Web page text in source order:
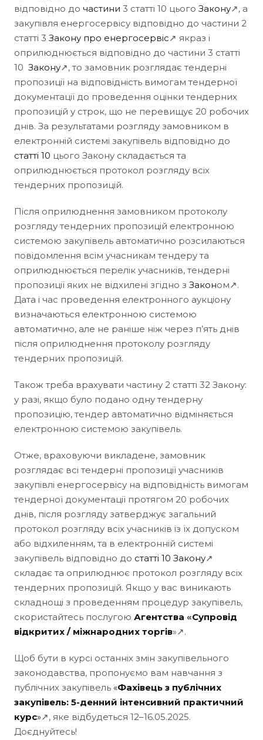
відповідно до частини 3 статті 10 цього Закону↗, а
закупівля енергосервісу відповідно до частини 2
статті 3 Закону про енергосервіс↗ якраз і
оприлюднюється відповідно до частини 3 статті
10 Закону↗, то замовник розглядає тендерні
пропозиції на відповідність вимогам тендерної
документації до проведення оцінки тендерних
пропозицій у строк, що не перевищує 20 робочих
днів. За результатами розгляду замовником в
електронній системі закупівель відповідно до
статті 10 цього Закону складається та
оприлюднюється протокол розгляду всіх
тендерних пропозицій.
Після оприлюднення замовником протоколу
розгляду тендерних пропозицій електронною
системою закупівель автоматично розсилаються
повідомлення всім учасникам тендеру та
оприлюднюється перелік учасників, тендерні
пропозиції яких не відхилені згідно з Законом↗.
Дата і час проведення електронного аукціону
визначаються електронною системою
автоматично, але не раніше ніж через п’ять днів
після оприлюднення протоколу розгляду
тендерних пропозицій.
Також треба врахувати частину 2 статті 32 Закону:
у разі, якщо було подано одну тендерну
пропозицію, тендер автоматично відміняється
електронною системою закупівель.
Отже, враховуючи викладене, замовник
розглядає всі тендерні пропозиції учасників
закупівлі енергосервісу на відповідність вимогам
тендерної документації протягом 20 робочих
днів, після розгляду затверджує загальний
протокол розгляду всіх учасників із їх допуском
або відхиленням, та в електронній системі
закупівель відповідно до статті 10 Закону↗
складає та оприлюднює протокол розгляду всіх
тендерних пропозицій. Якщо у вас виникають
складнощі з проведенням процедур закупівель,
скористайтесь послугою Агентства «Супровід
відкритих / міжнародних торгів»↗.
Щоб бути в курсі останніх змін закупівельного
законодавства, пропонуємо вам навчання з
публічних закупівель «Фахівець з публічних
закупівель: 5-денний інтенсивний практичний
курс»↗, яке відбудеться 12–16.05.2025.
Доєднуйтесь!